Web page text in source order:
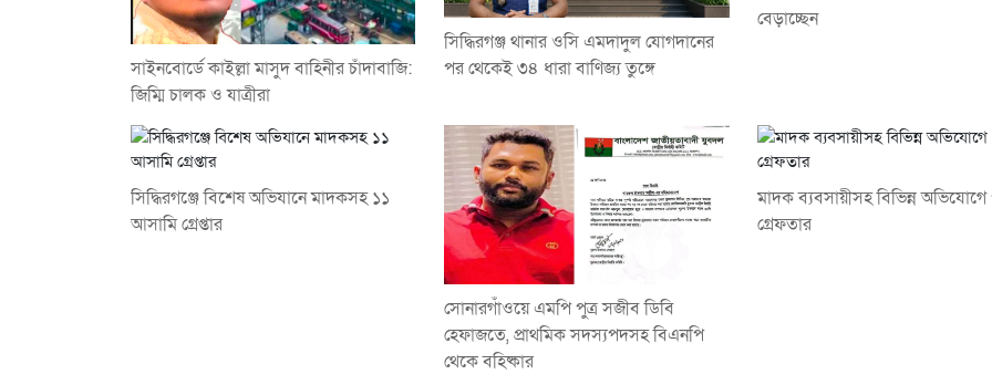
সাইনবোর্ডে কাইল্লা মাসুদ বাহিনীর চাঁদাবাজি:
জিম্মি চালক ও যাত্রীরা
সিদ্ধিরগঞ্জ থানার ওসি এমদাদুল যোগদানের
পর থেকেই ৩৪ ধারা বাণিজ্য তুঙ্গে
বেড়াচ্ছেন
সিদ্ধিরগঞ্জে বিশেষ অভিযানে মাদকসহ ১১
আসামি গ্রেপ্তার
সোনারগাঁওয়ে এমপি পুত্র সজীব ডিবি
হেফাজতে, প্রাথমিক সদস্যপদসহ বিএনপি
থেকে বহিষ্কার
মাদক ব্যবসায়ীসহ বিভিন্ন
গ্রেফতার